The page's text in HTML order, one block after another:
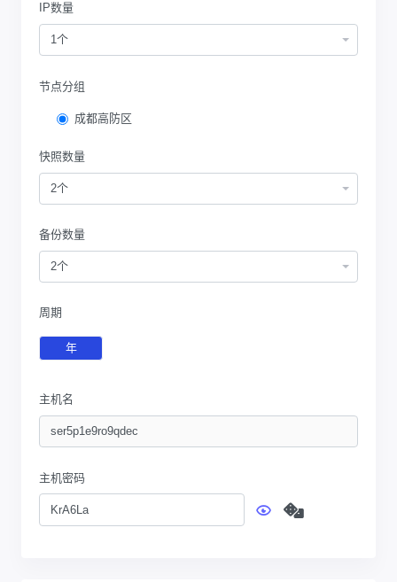
IP数量
1个
节点分组
成都高防区
快照数量
2个
备份数量
2个
周期
年
主机名
主机密码